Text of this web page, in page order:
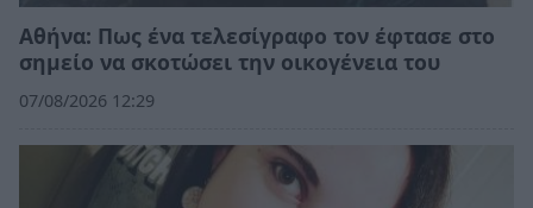
Αθήνα: Πως ένα τελεσίγραφο τον έφτασε στο
σημείο να σκοτώσει την οικογένεια του
07/08/2026 12:29